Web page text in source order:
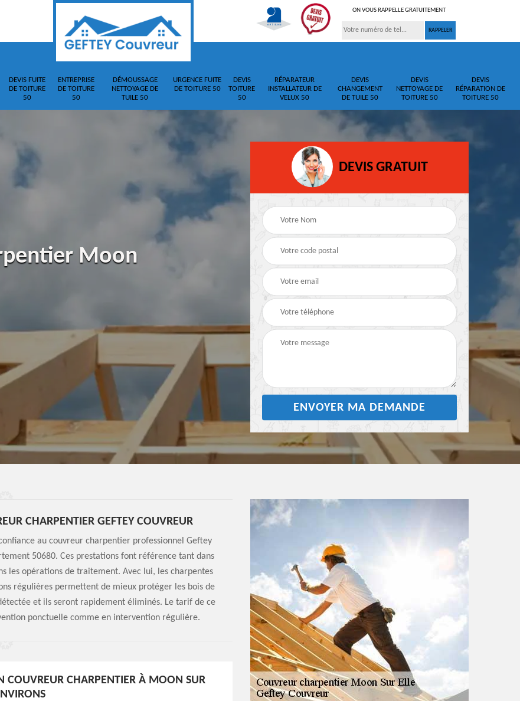
ON VOUS RAPPELLE GRATUITEMENT
DEVIS FUITE
DE TOITURE
50
ENTREPRISE
DE TOITURE
50
DÉMOUSSAGE
NETTOYAGE DE
TUILE 50
URGENCE FUITE
DE TOITURE 50
DEVIS
TOITURE
50
RÉPARATEUR
INSTALLATEUR DE
VELUX 50
DEVIS
CHANGEMENT
DE TUILE 50
DEVIS
NETTOYAGE DE
TOITURE 50
DEVIS
RÉPARATION DE
TOITURE 50
Moon
DEVIS GRATUIT
CHARPENTIER GEFTEY COUVREUR
au couvreur charpentier professionnel Geftey
50680. Ces prestations font référence tant dans
les opérations de traitement. Avec lui, les charpentes
régulières permettent de mieux protéger les bois de
et ils seront rapidement éliminés. Le tarif de ce
ponctuelle comme en intervention régulière.
COUVREUR CHARPENTIER À MOON SUR